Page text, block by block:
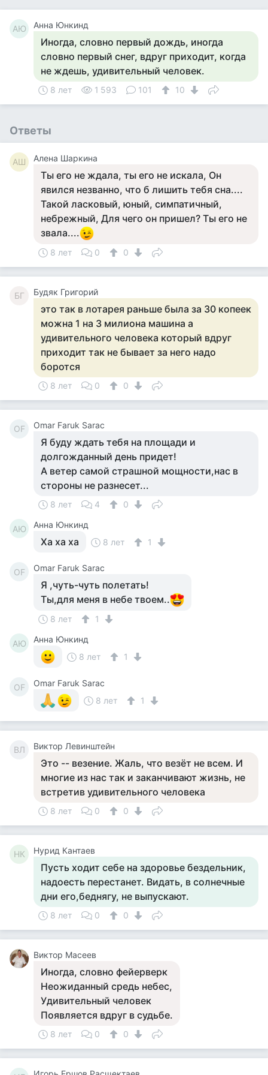
АЮ Анна Юнкинд
Иногда, словно первый дождь, иногда
словно первый снег, вдруг приходит, когда
не ждешь, удивительный человек.
8 лет 1 593 101 10
Ответы
АШ Алена Шаркина
Ты его не ждала, ты его не искала, Он
явился незванно, что б лишить тебя сна....
Такой ласковый, юный, симпатичный,
небрежный, Для чего он пришел? Ты его не
звала....
8 лет 0 0
БГ Будяк Григорий
это так в лотарея раньше была за 30 копеек
можна 1 на 3 милиона машина а
удивительного человека который вдруг
приходит так не бывает за него надо
боротся
8 лет 0 0
OF Omar Faruk Sarac
Я буду ждать тебя на площади и
долгожданный день придет!
А ветер самой страшной мощности,нас в
стороны не разнесет...
8 лет 4 0
АЮ Анна Юнкинд
Ха ха ха 8 лет 1
OF Omar Faruk Sarac
Я ,чуть-чуть полетать!
Ты,для меня в небе твоем..
8 лет 1
АЮ
Анна Юнкинд
8 лет
1
OF
Omar Faruk Sarac
8 лет
1
ВЛ Виктор Левинштейн
Это -- везение. Жаль, что везёт не всем. И
многие из нас так и заканчивают жизнь, не
встретив удивительного человека
8 лет 0 0
НК Нурид Кантаев
Пусть ходит себе на здоровье бездельник,
надоесть перестанет. Видать, в солнечные
дни его,беднягу, не выпускают.
8 лет 0 0
Виктор Масеев
Иногда, словно фейерверк
Неожиданный средь небес,
Удивительный человек
Появляется вдруг в судьбе.
8 лет 0 0